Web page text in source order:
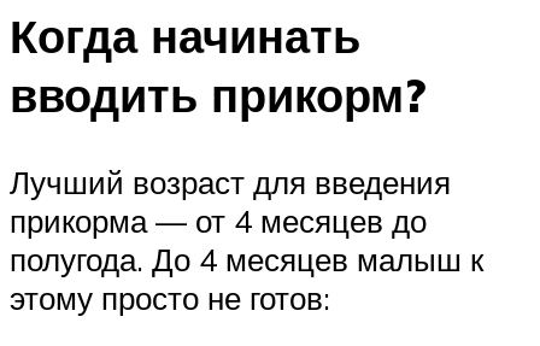
Когда начинать
вводить прикорм?
Лучший возраст для введения
прикорма — от 4 месяцев до
полугода. До 4 месяцев малыш к
этому просто не готов: